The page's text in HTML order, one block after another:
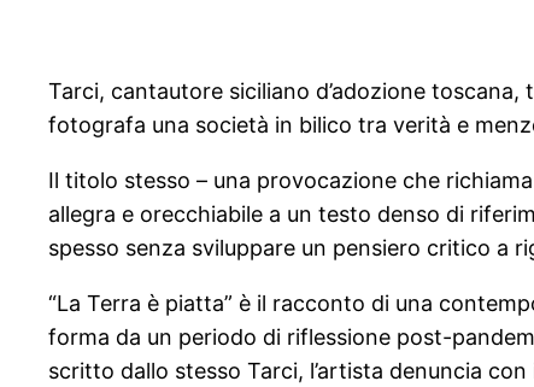
Tarci, cantautore siciliano d’adozione toscana,
fotografa una società in bilico tra verità e
Il titolo stesso – una provocazione che
allegra e orecchiabile a un testo denso di
spesso senza sviluppare un pensiero critico a
“La Terra è piatta” è il racconto di una
forma da un periodo di riflessione post-
scritto dallo stesso Tarci, l’artista denuncia